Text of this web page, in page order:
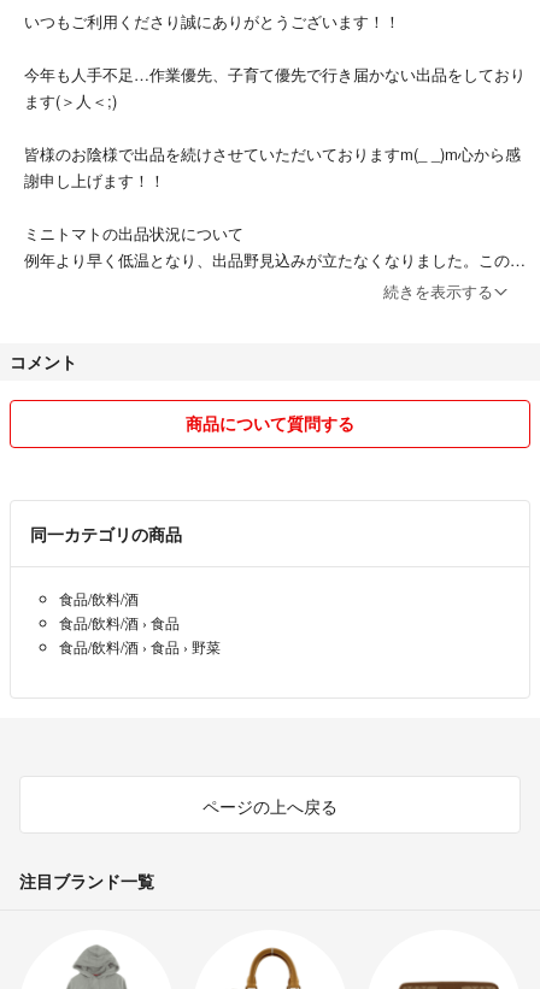
・16時→18時
・19時→21時
ご指定のない場合は最短着指定にて発送させていただきます。
予めご了承ください。
いつもご利用くださり誠にありがとうございます！！
今年も人手不足…作業優先、子育て優先で行き届かない出品をしており
ます(＞人＜;)
皆様のお陰様で出品を続けさせていただいておりますm(_ _)m心から感
謝申し上げます！！
ミニトマトの出品状況について
例年より早く低温となり、出品野見込みが立たなくなりました。このま
常温、クール、量の違い
訳ありの軽度、有無の割合、出品量によって変えております。
これに懲りずまたご利用いただければ幸いですm(_ _)m
今年はミニトマト小粒、訳ありミニトマトをメインに出品させていただ
きますm(_ _)m
(トマトベリー、麗月の出品はございません)
例年以上に人手不足となってまして、コメント欄へご希望いただきまし
ても全てを把握出来ません。専用ページの受付はしておりません(＞人
＜;)よろしくお願いします。
野菜の栽培と子育て優先に動いてますので、速やかなご連絡や返答が出
来ない事が多いです。申し訳ございませんm(_ _)m
自己紹介
岐阜県高山市にて標高800ｍを越える高冷地、美味しい空気と綺麗な
続きを表示する
コメント
商品について質問する
同一カテゴリの商品
食品/飲料/酒
食品/飲料/酒 › 食品
食品/飲料/酒 › 食品 › 野菜
ページの上へ戻る
注目ブランド一覧